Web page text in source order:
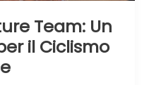
Team: Un
il Ciclismo